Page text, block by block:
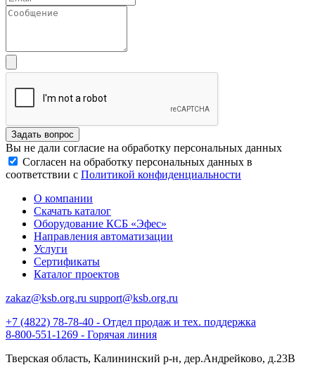
Задать вопрос
Вы не дали согласие на обработку персональных данных
Согласен на обработку персональных данных в
соответствии с Политикой конфиденциальности
О компании
Скачать каталог
Оборудование КСБ «Эфес»
Направления автоматизации
Услуги
Сертификаты
Каталог проектов
zakaz@ksb.org.ru support@ksb.org.ru
+7 (4822) 78-78-40 - Отдел продаж и тех. поддержка
8-800-551-1269 - Горячая линия
Тверская область, Калининский р-н, дер.Андрейково, д.23В